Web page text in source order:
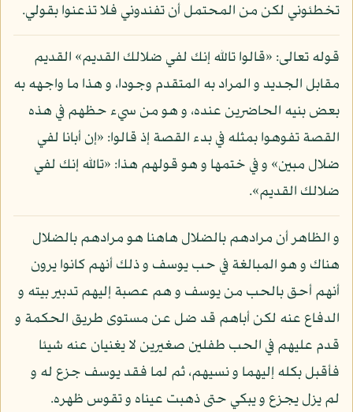
تخطئوني لكن من المحتمل أن تفندوني فلا تذعنوا بقولي.
قوله تعالى: «قالوا تالله إنك لفي ضلالك القديم» القديم
مقابل الجديد و المراد به المتقدم وجودا، و هذا ما واجهه به
بعض بنيه الحاضرين عنده، و هو من سيء حظهم في هذه
القصة تفوهوا بمثله في بدء القصة إذ قالوا: «إن أبانا لفي
ضلال مبين» و في ختمها و هو قولهم هذا: «تالله إنك لفي
ضلالك القديم».
و الظاهر أن مرادهم بالضلال هاهنا هو مرادهم بالضلال
هناك و هو المبالغة في حب يوسف و ذلك أنهم كانوا يرون
أنهم أحق بالحب من يوسف و هم عصبة إليهم تدبير بيته و
الدفاع عنه لكن أباهم قد ضل عن مستوى طريق الحكمة و
قدم عليهم في الحب طفلين صغيرين لا يغنيان عنه شيئا
فأقبل بكله إليهما و نسيهم، ثم لما فقد يوسف جزع له و
لم يزل يجزع و يبكي حتى ذهبت عيناه و تقوس ظهره.